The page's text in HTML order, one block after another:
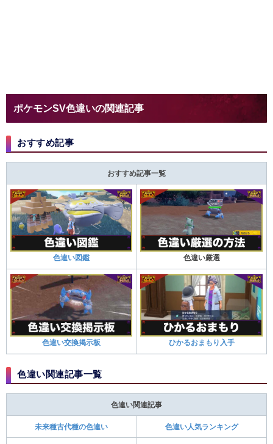
ポケモンSV色違いの関連記事
おすすめ記事
おすすめ記事一覧
色違い図鑑 色違い厳選
色違い交換掲示板 ひかるおまもり入手
色違い関連記事一覧
色違い関連記事
未来種古代種の色違い 色違い人気ランキング